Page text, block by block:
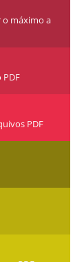
máximo a
PDF